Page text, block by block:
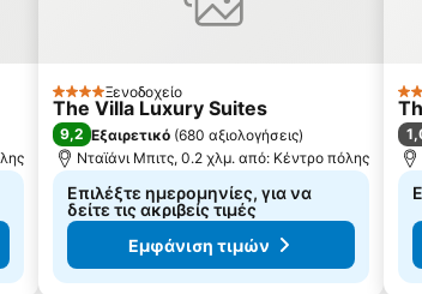
4 ΑστέριαΞενοδοχείο
The Villa Luxury Suites
9,2 Εξαιρετικό (680 αξιολογήσεις)
Νταϊάνι Μπιτς, 0.2 χλμ. από: Κέντρο πόλης
Επιλέξτε ημερομηνίες, για να
δείτε τις ακριβείς τιμές
Εμφάνιση τιμών
3